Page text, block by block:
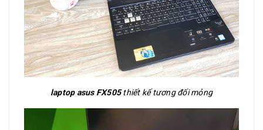
laptop asus FX505thiết kế tương đối mỏng